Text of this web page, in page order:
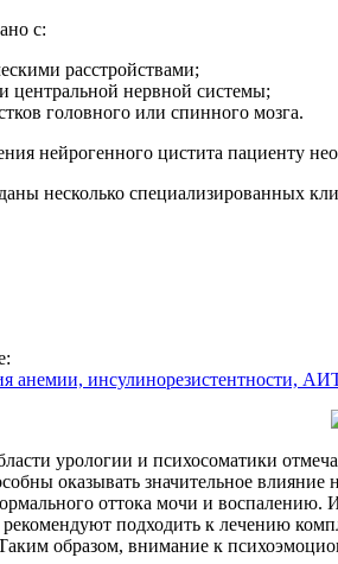
с:
расстройствами;
центральной нервной системы;
головного или спинного мозга.
нейрогенного цистита пациенту
несколько специализированных
анемии, инсулинорезистентности,
урологии и психосоматики
оказывать значительное
оттока мочи и воспалению.
подходить к лечению
образом, внимание к